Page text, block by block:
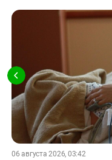
06 августа 2026, 03:42